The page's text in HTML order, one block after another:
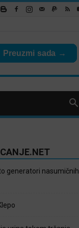
generatori nasumičnih